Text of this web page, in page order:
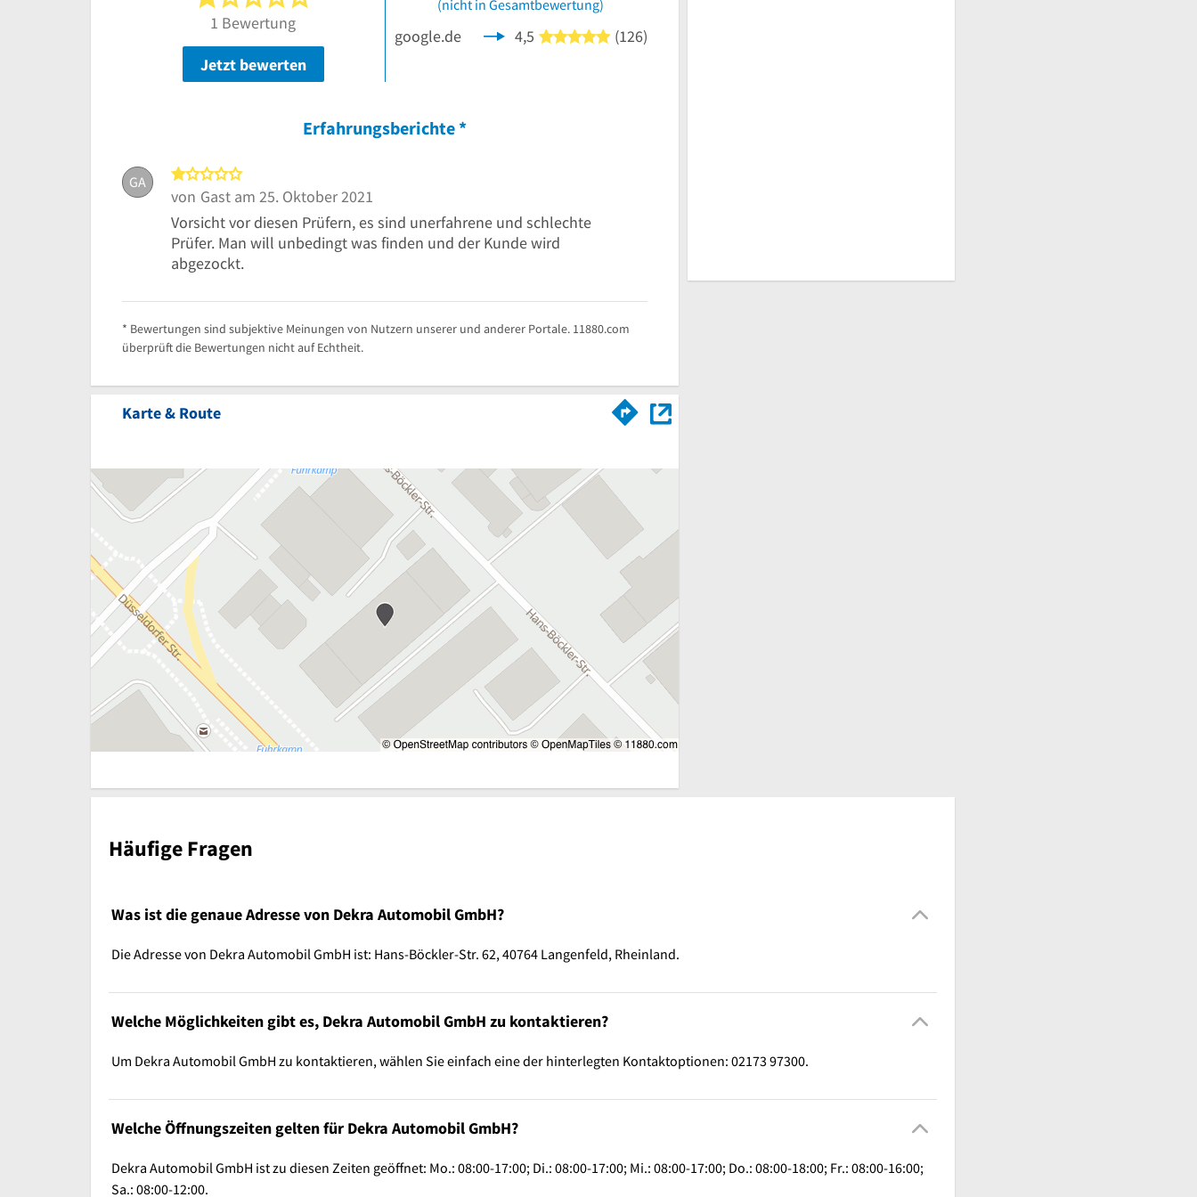
1 Bewertung
Jetzt bewerten
(nicht in Gesamtbewertung)
google.de 4,5 5 von 5 Sternen
(126)
Erfahrungsberichte *
GA
von Gast am 25. Oktober 2021
Vorsicht vor diesen Prüfern, es sind unerfahrene und schlechte
Prüfer. Man will unbedingt was finden und der Kunde wird
abgezockt.
* Bewertungen sind subjektive Meinungen von Nutzern unserer und anderer Portale. 11880.com
überprüft die Bewertungen nicht auf Echtheit.
Karte & Route
Häufige Fragen
Was ist die genaue Adresse von Dekra Automobil GmbH?
Die Adresse von Dekra Automobil GmbH ist: Hans-Böckler-Str. 62, 40764 Langenfeld, Rheinland.
Welche Möglichkeiten gibt es, Dekra Automobil GmbH zu kontaktieren?
Um Dekra Automobil GmbH zu kontaktieren, wählen Sie einfach eine der hinterlegten Kontaktoptionen: 02173 97300.
Welche Öffnungszeiten gelten für Dekra Automobil GmbH?
Dekra Automobil GmbH ist zu diesen Zeiten geöffnet: Mo.: 08:00-17:00; Di.: 08:00-17:00; Mi.: 08:00-17:00; Do.: 08:00-18:00; Fr.: 08:00-16:00;
Sa.: 08:00-12:00.